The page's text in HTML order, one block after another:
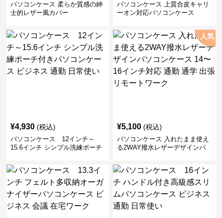
パソコンケース 柔らか質感の紳
士的レザー風カバー
パソコンケース 上質合皮キャリ
ーオン対応パソコンケース
¥4,930 (税込)
パソコンケース 12インチ～
15.6インチ シンプル洗練ポーチ
勤 日常使い
人気
¥5,100 (税込)
パソコンケース 入れたまま使え
る2WAY撥水レザーデザインパ
通勤 通学 出張 リモートワーク